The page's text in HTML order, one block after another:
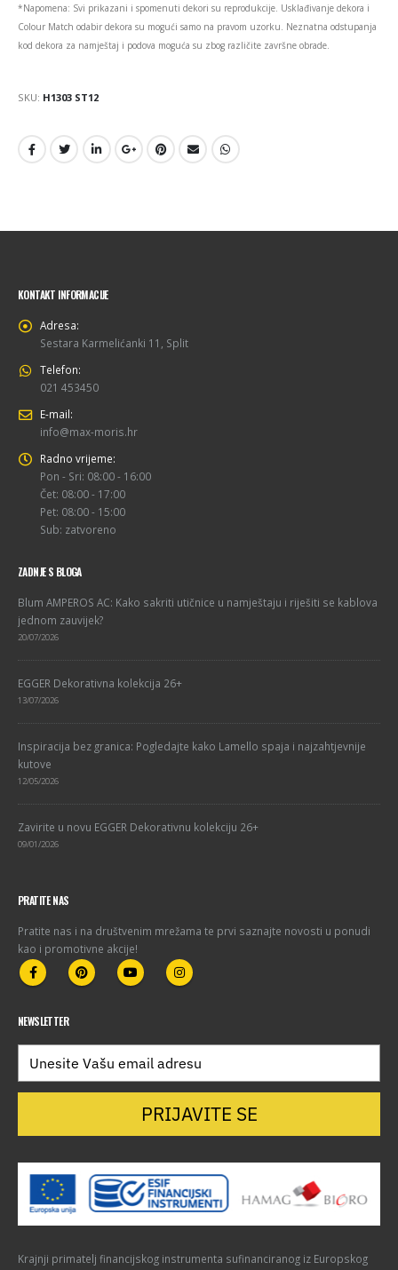
*Napomena: Svi prikazani i spomenuti dekori su reprodukcije. Usklađivanje dekora i
Colour Match odabir dekora su mogući samo na pravom uzorku. Neznatna odstupanja
kod dekora za namještaj i podova moguća su zbog različite završne obrade.
SKU: H1303 ST12
KONTAKT INFORMACIJE
Adresa:
Sestara Karmelićanki 11, Split
Telefon:
021 453450
E-mail:
info@max-moris.hr
Radno vrijeme:
Pon - Sri: 08:00 - 16:00
Čet: 08:00 - 17:00
Pet: 08:00 - 15:00
Sub: zatvoreno
ZADNJE S BLOGA
Blum AMPEROS AC: Kako sakriti utičnice u namještaju i riješiti se kablova
jednom zauvijek?
20/07/2026
EGGER Dekorativna kolekcija 26+
13/07/2026
Inspiracija bez granica: Pogledajte kako Lamello spaja i najzahtjevnije
kutove
12/05/2026
Zavirite u novu EGGER Dekorativnu kolekciju 26+
09/01/2026
PRATITE NAS
Pratite nas i na društvenim mrežama te prvi saznajte novosti u ponudi
kao i promotivne akcije!
NEWSLETTER
PRIJAVITE SE
Krajnji primatelj financijskog instrumenta sufinanciranog iz Europskog